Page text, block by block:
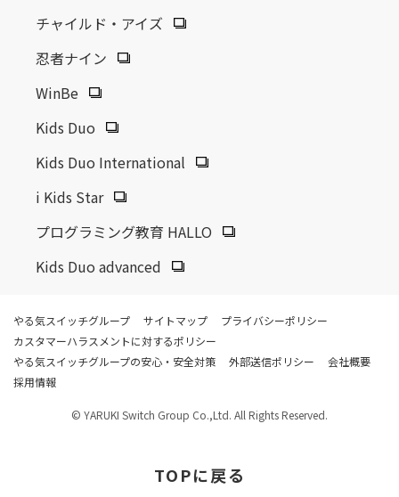
チャイルド・アイズ
忍者ナイン
WinBe
Kids Duo
Kids Duo International
i Kids Star
プログラミング教育 HALLO
Kids Duo advanced
やる気スイッチグループ サイトマップ
プライバシーポリシー
カスタマーハラスメントに対するポリシー
やる気スイッチグループの安心・安全対策
外部送信ポリシー
会社概要
採用情報
© YARUKI Switch Group Co.,Ltd. All Rights Reserved.
TOPに戻る